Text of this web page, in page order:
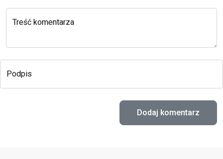
Treść komentarza
Podpis